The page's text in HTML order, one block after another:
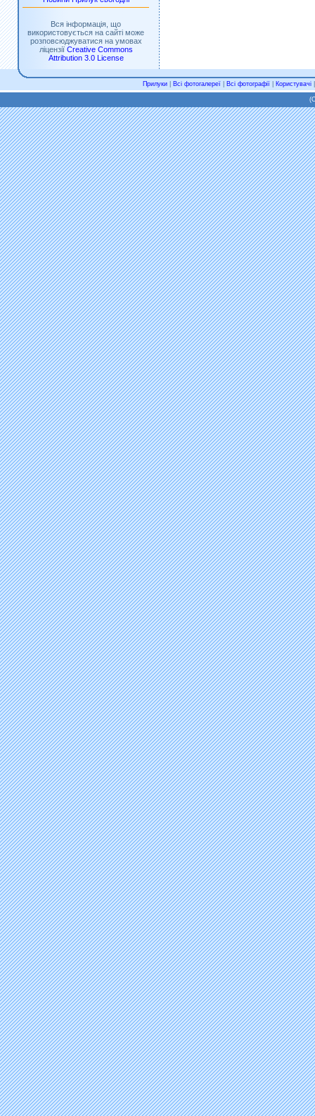
Вся інформація, що
використовується на сайті може
розповсюджуватися на умовах
ліцензії Creative Commons
Attribution 3.0 License
Прилуки| Всі фотогалереї| Всі фотографії| Користувачі